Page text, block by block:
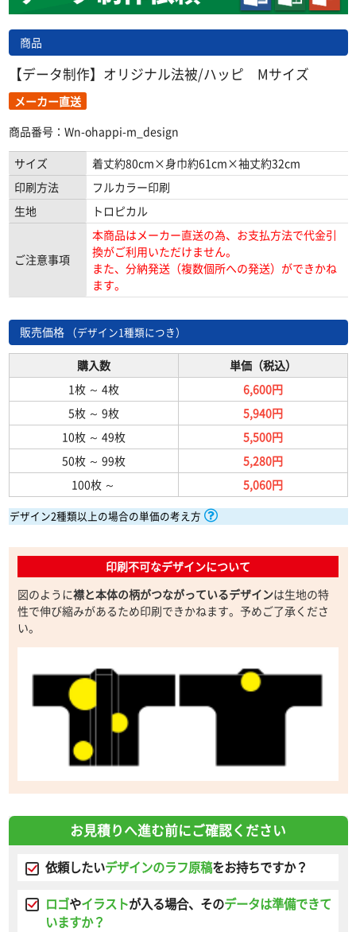
商品
【データ制作】オリジナル法被/ハッピ Mサイズ
メーカー直送
商品番号：Wn-ohappi-m_design
サイズ
着丈約80cm×身巾約61cm×袖丈約32cm
印刷方法
フルカラー印刷
生地
トロピカル
ご注意事項
本商品はメーカー直送の為、お支払方法で代金引
換がご利用いただけません。
また、分納発送（複数個所への発送）ができかね
ます。
販売価格 （デザイン1種類につき）
購入数
単価（税込）
1枚 ～ 4枚
6,600円
5枚 ～ 9枚
5,940円
10枚 ～ 49枚
5,500円
50枚 ～ 99枚
5,280円
100枚 ～ 5,060円
デザイン2種類以上の場合の単価の考え方
印刷不可なデザインについて
図のように襟と本体の柄がつながっているデザインは生地の特
性で伸び縮みがあるため印刷できかねます。予めご了承くださ
い。
お見積りへ進む前にご確認ください
依頼したいデザインのラフ原稿をお持ちですか？
ロゴやイラストが入る場合、そのデータは準備できて
いますか？